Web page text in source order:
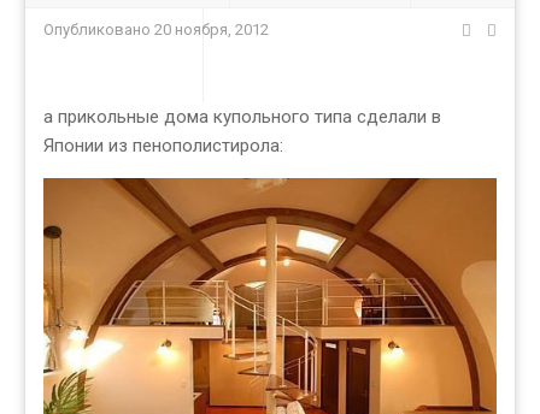
Опубликовано 20 ноября, 2012
а прикольные дома купольного типа сделали в
Японии из пенополистирола: